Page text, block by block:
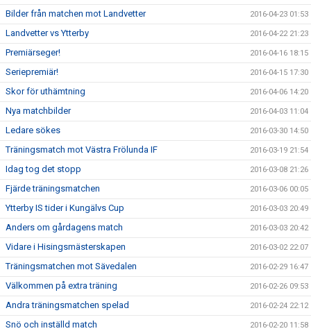
Bilder från matchen mot Landvetter 2016-04-23 01:53
Landvetter vs Ytterby 2016-04-22 21:23
Premiärseger! 2016-04-16 18:15
Seriepremiär! 2016-04-15 17:30
Skor för uthämtning 2016-04-06 14:20
Nya matchbilder 2016-04-03 11:04
Ledare sökes 2016-03-30 14:50
Träningsmatch mot Västra Frölunda IF 2016-03-19 21:54
Idag tog det stopp 2016-03-08 21:26
Fjärde träningsmatchen 2016-03-06 00:05
Ytterby IS tider i Kungälvs Cup 2016-03-03 20:49
Anders om gårdagens match 2016-03-03 20:42
Vidare i Hisingsmästerskapen 2016-03-02 22:07
Träningsmatchen mot Sävedalen 2016-02-29 16:47
Välkommen på extra träning 2016-02-26 09:53
Andra träningsmatchen spelad 2016-02-24 22:12
Snö och inställd match 2016-02-20 11:58